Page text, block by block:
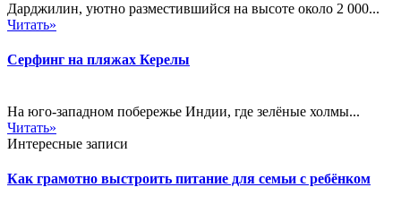
Дарджилин, уютно разместившийся на высоте около 2 000...
Читать»
Серфинг на пляжах Керелы
На юго-западном побережье Индии, где зелёные холмы...
Читать»
Интересные записи
Как грамотно выстроить питание для семьи с ребёнком